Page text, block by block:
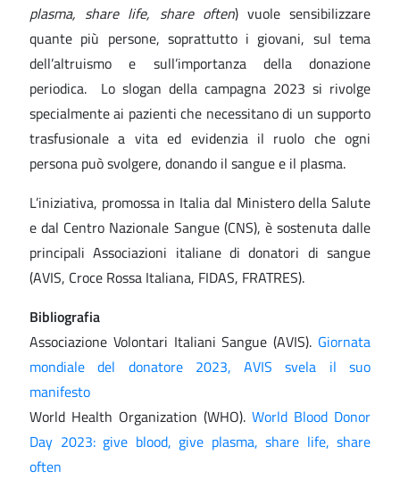
plasma, share life, share often) vuole sensibilizzare
quante più persone, soprattutto i giovani, sul tema
dell’altruismo e sull’importanza della donazione
periodica. Lo slogan della campagna 2023 si rivolge
specialmente ai pazienti che necessitano di un supporto
trasfusionale a vita ed evidenzia il ruolo che ogni
persona può svolgere, donando il sangue e il plasma.
L’iniziativa, promossa in Italia dal Ministero della Salute
e dal Centro Nazionale Sangue (CNS), è sostenuta dalle
principali Associazioni italiane di donatori di sangue
(AVIS, Croce Rossa Italiana, FIDAS, FRATRES).
Bibliografia
Associazione Volontari Italiani Sangue (AVIS). Giornata
mondiale del donatore 2023, AVIS svela il suo
manifesto
World Health Organization (WHO). World Blood Donor
Day 2023: give blood, give plasma, share life, share
often